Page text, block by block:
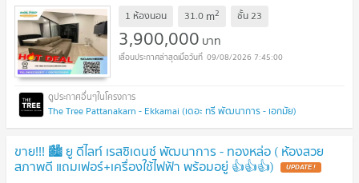
1 ห้องนอน 31.0 m2 ชั้น23
3,900,000 บาท
09/08/2026 7:45:00
The Tree Pattanakarn - Ekkamai (เดอะ ทรี พัฒนาการ - เอกมัย)
ขาย!!! 🏙️ ยู ดีไลท์ เรสซิเดนซ์ พัฒนาการ - ทองหล่อ ( ห้องสวย
สภาพดี แถมเฟอร์+เครื่องใช้ไฟฟ้า พร้อมอยู่ 👍👍👍) UPDATE !